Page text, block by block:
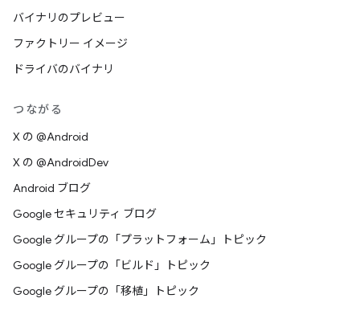
バイナリのプレビュー
ファクトリー イメージ
ドライバのバイナリ
つながる
X の @Android
X の @AndroidDev
Android ブログ
Google セキュリティ ブログ
Google グループの「プラットフォーム」トピック
Google グループの「ビルド」トピック
Google グループの「移植」トピック